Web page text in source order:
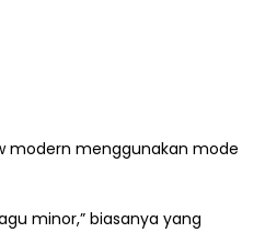
modern menggunakan mode
minor,” biasanya yang